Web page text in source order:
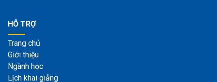
HỖ TRỢ
Trang chủ
Giới thiệu
Ngành học
Lịch khai giảng